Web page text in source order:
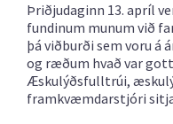
Þriðjudaginn 13. apríl
fundinum munum við
þá viðburði sem voru á
og ræðum hvað var
Æskulýðsfulltrúi,
framkvæmdarstjóri